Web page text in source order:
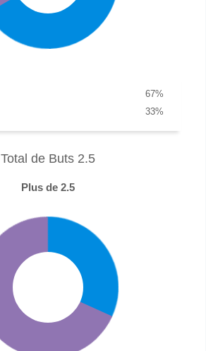
%
67
%
33
Total de Buts 2.5
Plus de 2.5